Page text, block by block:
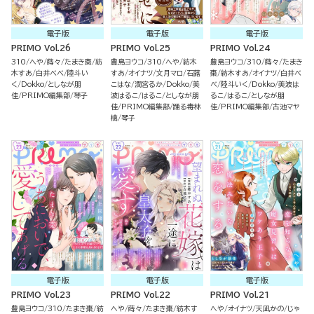
電子版
PRIMO Vol.26
310 へや 蒔々 たまき棗 紡
木すあ
白井べべ
陸斗い
く
Dokko としなが朋
佳
PRIMO編集部 琴子
電子版
PRIMO Vol.25
豊島ヨウコ 310 へや 紡木
すあ オイナツ 文月マロ 石蕗
こはな 潤宮るか Dokko 美
波はるこ
はるこ
としなが朋
佳
PRIMO編集部 踊る毒林
檎 琴子
電子版
PRIMO Vol.24
豊島ヨウコ 310 蒔々 たまき
棗 紡木すあ オイナツ 白井べ
べ
陸斗いく Dokko 美波は
るこ
はるこ
としなが朋
佳
PRIMO編集部 古池マヤ
電子版
PRIMO Vol.23
豊島ヨウコ 310 たまき棗 紡
電子版
PRIMO Vol.22
へや 蒔々 たまき棗 紡木す
電子版
PRIMO Vol.21
へや オイナツ 天凪かの じゃ